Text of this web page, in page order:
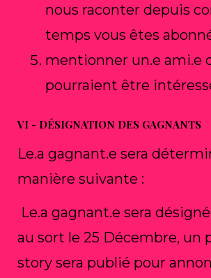
nous raconter depuis
temps vous êtes
mentionner un.e ami.e
pourraient être
VI - DÉSIGNATION DES GAGNANTS
Le.a gagnant.e sera
manière suivante :
Le.a gagnant.e sera
au sort le 25 Décembre, un
story sera publié pour